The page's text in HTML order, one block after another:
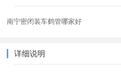
南宁密闭装车鹤管哪家好
详细说明